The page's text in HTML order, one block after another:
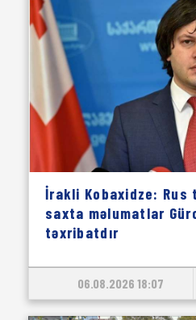
İrakli Kobaxidze: Rus
saxta məlumatlar
təxribatdır
06.08.2026 18:07